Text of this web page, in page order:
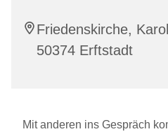
Friedenskirche,
50374 Erftstadt
Mit anderen ins Gespräch